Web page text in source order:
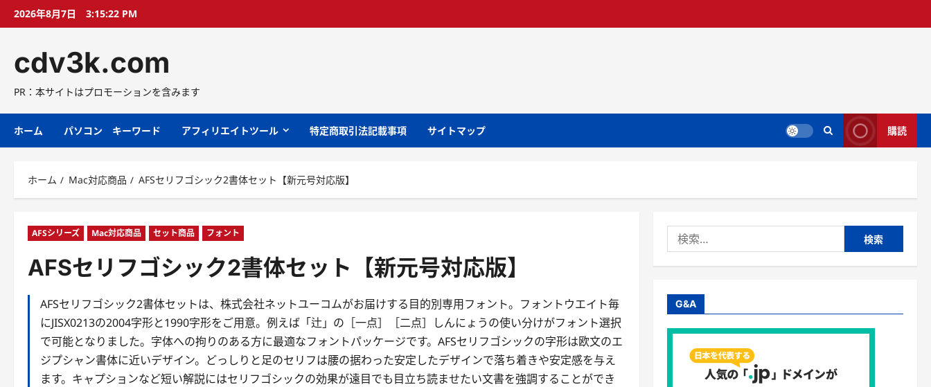
プ
2026年8月7日 3:15:23 PM
cdv3k.com
PR：本サイトはプロモーションを含みます
ホーム パソコン キーワード アフィリエイトツール 特定商取引法記載事項 サイトマップ 購読
ホーム Mac対応商品 AFSセリフゴシック2書体セット【新元号対応版】
AFSシリーズ Mac対応商品 セット商品 フォント
AFSセリフゴシック2書体セット【新元号対応版】
AFSセリフゴシック2書体セットは、株式会社ネットユーコムがお届けする目的別専用フォント。フォントウエイト毎
にJISX0213の2004字形と1990字形をご用意。例えば「辻」の［一点］［二点］しんにょうの使い分けがフォント選択
で可能となりました。字体への拘りのある方に最適なフォントパッケージです。AFSセリフゴシックの字形は欧文のエ
ジプシャン書体に近いデザイン。どっしりと足のセリフは腰の据わった安定したデザインで落ち着きや安定感を与え
ます。キャプションなど短い解説にはセリフゴシックの効果が遠目でも目立ち読ませたい文書を強調することができ
索:
G&A